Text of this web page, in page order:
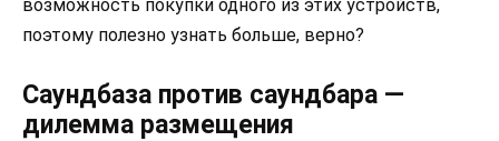
возможность покупки одного из этих устройств,
поэтому полезно узнать больше, верно?
Саундбаза против саундбара —
дилемма размещения